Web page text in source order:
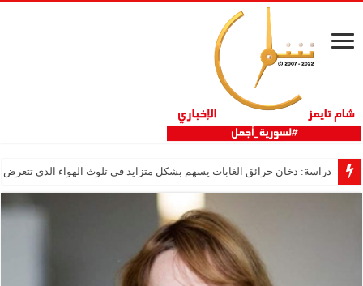
دراسة: دخان حرائق الغابات يسهم بشكل متزايد في تلوث الهواء الذي تتعرض